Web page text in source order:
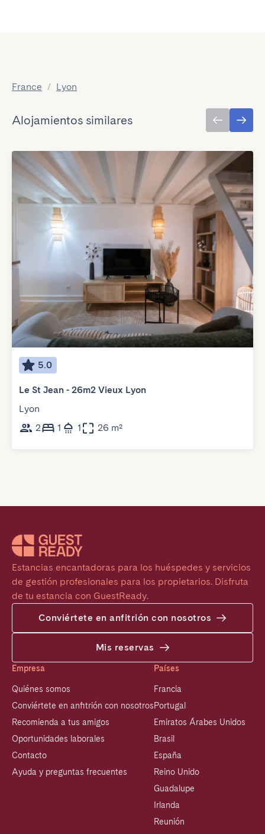
France / Lyon
Alojamientos similares
5.0
Le St Jean - 26m2 Vieux Lyon
Lyon
2
1 1 26 m²
Estancias encantadoras para los huéspedes y servicios
de gestión profesionales para los propietarios. Disfruta
de tu estancia con GuestReady.
Conviértete en anfitrión con nosotros
Mis reservas
Empresa
Quiénes somos
Conviértete en anfitrión con nosotros
Recomienda a tus amigos
Oportunidades laborales
Contacto
Ayuda y preguntas frecuentes
Países
Francia
Portugal
Emiratos Árabes Unidos
Brasil
España
Reino Unido
Guadalupe
Irlanda
Reunión